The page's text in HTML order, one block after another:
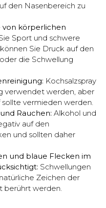
den Nasenbereich zu
von körperlichen
Sport und schwere
Sie Druck auf den
die Schwellung
Kochsalzspray
verwendet werden, aber
vermieden werden.
Rauchen: Alkohol und
auf den
und sollten daher
und blaue Flecken im
Schwellungen
Zeichen der
berührt werden.